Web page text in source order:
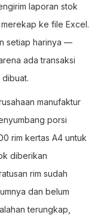
laporan stok
ke file Excel.
setiap harinya —
ada transaksi
manufaktur
porsi
rim kertas A4 untuk
diberikan
rim sudah
dan belum
terungkap,